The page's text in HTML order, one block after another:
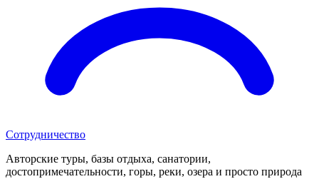
Сотрудничество
Авторские туры, базы отдыха, санатории,
достопримечательности, горы, реки, озера и просто природа